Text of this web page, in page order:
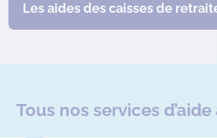
Les aides des caisses de
Tous nos services